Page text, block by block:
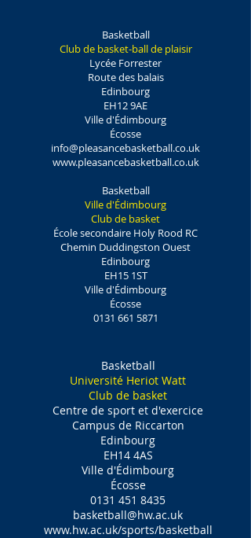
Basketball
Club de basket-ball de plaisir
Lycée Forrester
Route des balais
Edinbourg
EH12 9AE
Ville d'Édimbourg
Écosse
info@pleasancebasketball.co.uk
www.pleasancebasketball.co.uk
Basketball
Ville d'Édimbourg
Club de basket
École secondaire Holy Rood RC‎
Chemin Duddingston Ouest
Edinbourg
EH15 1ST
Ville d'Édimbourg
Écosse
0131 661 5871
Basketball
Université Heriot Watt
Club de basket
Centre de sport et d'exercice
Campus de Riccarton
Edinbourg
EH14 4AS
Ville d'Édimbourg
Écosse
0131 451 8435
basketball@hw.ac.uk
www.hw.ac.uk/sports/basketball